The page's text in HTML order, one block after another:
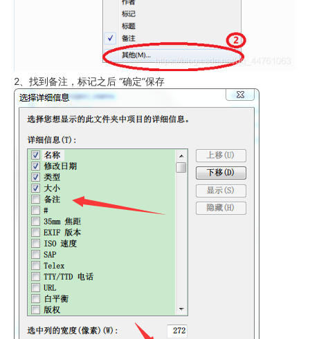
2、找到备注，标记之后 “确定”保存